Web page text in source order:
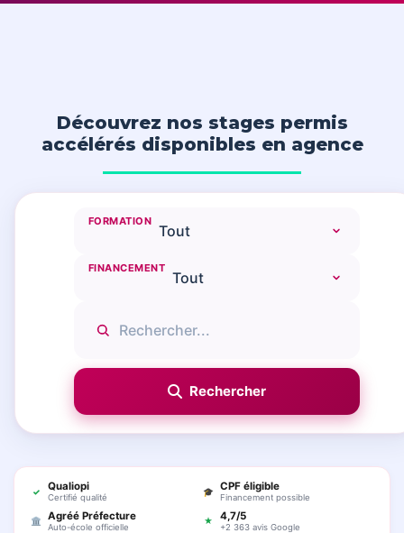
Découvrez nos stages permis
accélérés disponibles en agence
FORMATION
FINANCEMENT
✓ Qualiopi
Certifié qualité
🎓 CPF éligible
Financement possible
🏛 Agréé Préfecture
Auto-école officielle
★ 4,7/5
+2 363 avis Google